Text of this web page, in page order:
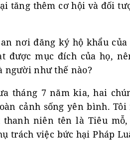
tăng thêm cơ hội và đối
nơi đăng ký hộ khẩu
được mục đích của họ,
người như thế nào?
tháng 7 năm kia, hai
cảnh sống yên bình.
thanh niên tên là Tiêu
trách việc bức hại Pháp